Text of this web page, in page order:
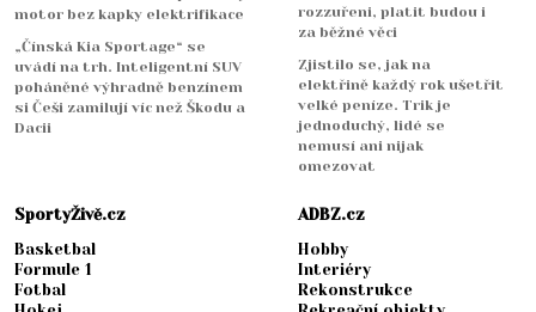
motor bez kapky elektrifikace
„Čínská Kia Sportage“ se
uvádí na trh. Inteligentní SUV
poháněné výhradně benzínem
si Češi zamilují víc než Škodu a
Dacii
rozzuřeni, platit budou i
za běžné věci
Zjistilo se, jak na
elektřině každý rok ušetřit
velké peníze. Trik je
jednoduchý, lidé se
nemusí ani nijak
omezovat
SportyŽivě.cz
Basketbal
Formule 1
Fotbal
ADBZ.cz
Hobby
Interiéry
Rekonstrukce